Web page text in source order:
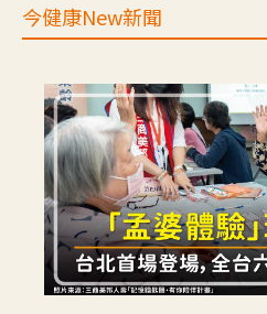
今健康New新聞